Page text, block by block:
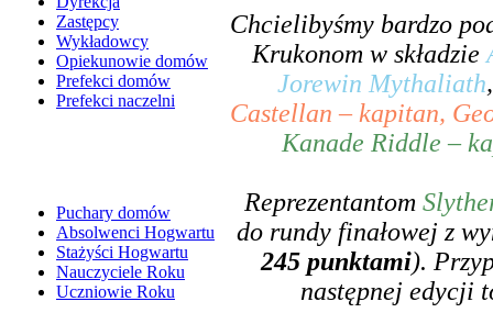
Zastępcy
Wykładowcy
Opiekunowie domów
Prefekci domów
Prefekci naczelni
Puchary domów
Absolwenci Hogwartu
Stażyści Hogwartu
Nauczyciele Roku
Uczniowie Roku
Chcielibyśmy bardzo
Krukonom w składzie
Jorewin Mythaliath
Castellan – kapitan,
Kanade Riddle –
Reprezentantom
do rundy finałowej z
245 punktami).
następnej edycji